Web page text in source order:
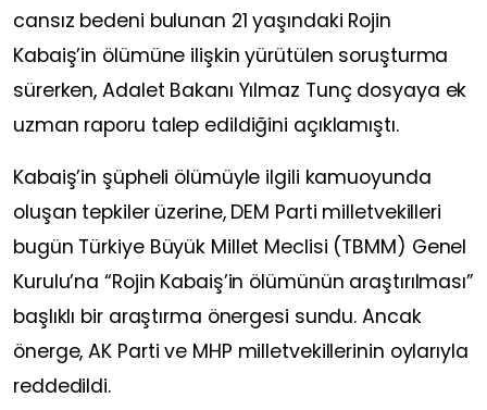
cansız bedeni bulunan 21 yaşındaki Rojin
Kabaiş’in ölümüne ilişkin yürütülen soruşturma
sürerken, Adalet Bakanı Yılmaz Tunç dosyaya ek
uzman raporu talep edildiğini açıklamıştı.
Kabaiş’in şüpheli ölümüyle ilgili kamuoyunda
oluşan tepkiler üzerine, DEM Parti milletvekilleri
bugün Türkiye Büyük Millet Meclisi (TBMM) Genel
Kurulu’na “Rojin Kabaiş’in ölümünün araştırılması”
başlıklı bir araştırma önergesi sundu. Ancak
önerge, AK Parti ve MHP milletvekillerinin oylarıyla
reddedildi.